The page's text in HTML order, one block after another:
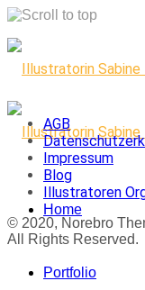
Skip
content
Home
Portfolio
AGB
Impressum
Blog
Illustratoren
© 2020, Norebro
All Rights Reserved.